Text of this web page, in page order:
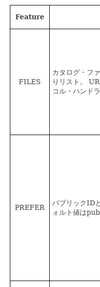
Feature
FILES
カタログ・フ
りリスト。
コル・ハンド
PREFER
パブリックID
ォルト値は